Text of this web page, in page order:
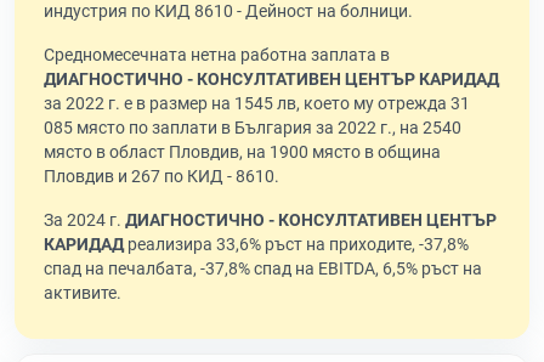
индустрия по КИД 8610 - Дейност на болници.
Средномесечната нетна работна заплата в
ДИАГНОСТИЧНО - КОНСУЛТАТИВЕН ЦЕНТЪР КАРИДАД
за 2022 г. е в размер на 1545 лв, което му отрежда 31
085 място по заплати в България за 2022 г., на 2540
място в област Пловдив, на 1900 място в община
Пловдив и 267 по КИД - 8610.
За 2024 г. ДИАГНОСТИЧНО - КОНСУЛТАТИВЕН ЦЕНТЪР
КАРИДАДреализира 33,6% ръст на приходите, -37,8%
спад на печалбата, -37,8% спад на EBITDA, 6,5% ръст на
активите.